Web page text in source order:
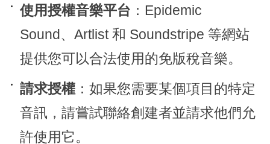
使用授權音樂平台 ：Epidemic
Sound、Artlist 和 Soundstripe 等網站
提供您可以合法使用的免版稅音樂。
請求授權：如果您需要某個項目的特定
音訊，請嘗試聯絡創建者並請求他們允
許使用它。